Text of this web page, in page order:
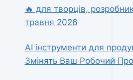
🔥 для творців,
травня 2026
AI інструменти для
Змінять Ваш Робочий